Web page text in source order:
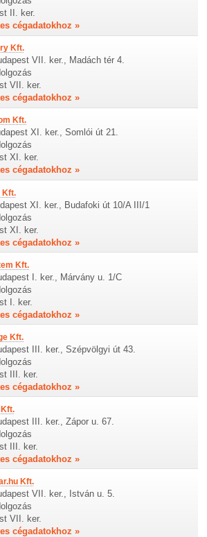
II. ker.
cégadatokhoz »
Kft.
VII. ker., Madách tér 4.
VII. ker.
cégadatokhoz »
Kft.
XI. ker., Somlói út 21.
XI. ker.
cégadatokhoz »
Kft.
XI. ker., Budafoki út 10/A III/1
XI. ker.
cégadatokhoz »
Kft.
I. ker., Márvány u. 1/C
I. ker.
cégadatokhoz »
Kft.
III. ker., Szépvölgyi út 43.
III. ker.
cégadatokhoz »
III. ker., Zápor u. 67.
III. ker.
cégadatokhoz »
Kft.
VII. ker., István u. 5.
VII. ker.
cégadatokhoz »